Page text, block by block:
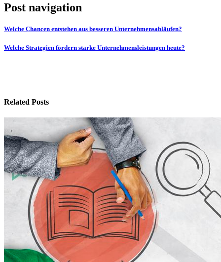
Post navigation
Welche Chancen entstehen aus besseren Unternehmensabläufen?
Welche Strategien fördern starke Unternehmensleistungen heute?
Related Posts